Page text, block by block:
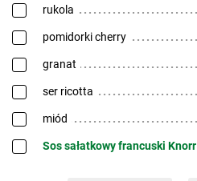
rukola
pomidorki cherry
granat
ser ricotta
miód
Sos sałatkowy francuski Knorr